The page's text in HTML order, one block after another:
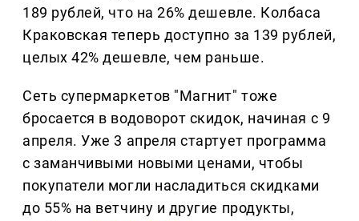
189 рублей, что на 26% дешевле. Колбаса
Краковская теперь доступно за 139 рублей,
целых 42% дешевле, чем раньше.
Сеть супермаркетов "Магнит" тоже
бросается в водоворот скидок, начиная с 9
апреля. Уже 3 апреля стартует программа
с заманчивыми новыми ценами, чтобы
покупатели могли насладиться скидками
до 55% на ветчину и другие продукты,